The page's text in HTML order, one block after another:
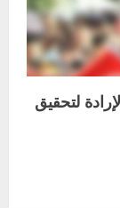
لتحقيق